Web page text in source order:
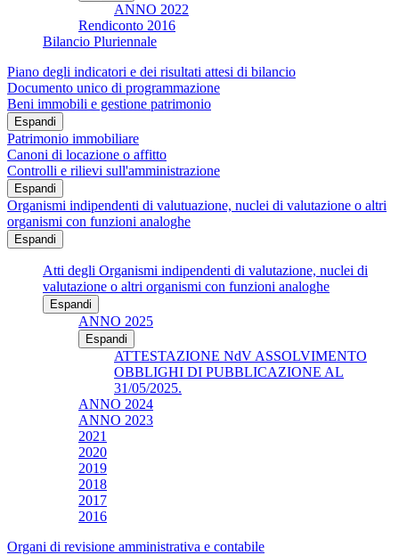
ANNO 2022
Rendiconto 2016
Bilancio Pluriennale
Piano degli indicatori e dei risultati attesi di bilancio
Documento unico di programmazione
Beni immobili e gestione patrimonio
Espandi
Patrimonio immobiliare
Canoni di locazione o affitto
Controlli e rilievi sull'amministrazione
Espandi
Organismi indipendenti di valutuazione, nuclei di valutazione o altri
organismi con funzioni analoghe
Espandi
Atti degli Organismi indipendenti di valutazione, nuclei di
valutazione o altri organismi con funzioni analoghe
Espandi
ANNO 2025
Espandi
ATTESTAZIONE NdV ASSOLVIMENTO
OBBLIGHI DI PUBBLICAZIONE AL
31/05/2025.
ANNO 2024
ANNO 2023
2021
2020
2019
2018
2017
2016
Organi di revisione amministrativa e contabile